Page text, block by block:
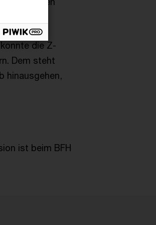
die Z-
Dem steht
hinausgehen,
ist beim BFH